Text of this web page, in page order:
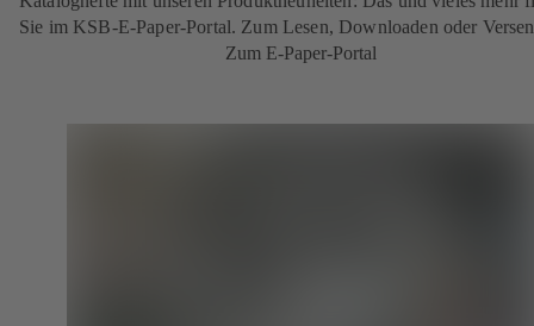
Sie im KSB-E-Paper-Portal. Zum Lesen, Downloaden oder
Zum E-Paper-Portal